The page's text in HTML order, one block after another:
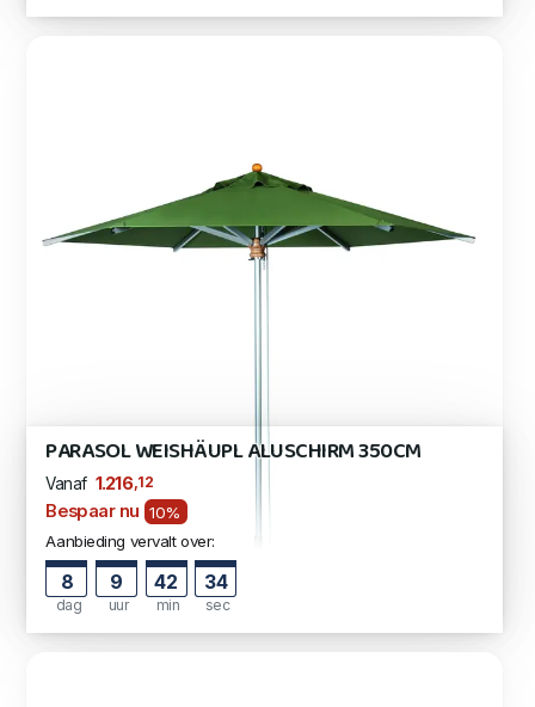
PARASOL WEISHÄUPL ALUSCHIRM 350CM
Vanaf 1.216 ,12
Bespaar nu 10%
Aanbieding vervalt over:
8
dag
9
uur
42
min
33
sec